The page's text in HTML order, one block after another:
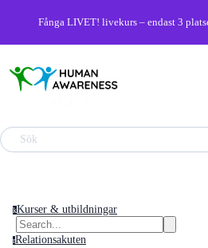
Fånga LIVET! livekurs – endast 3
Sök
kKurser & utbildningar
rRelationsakuten